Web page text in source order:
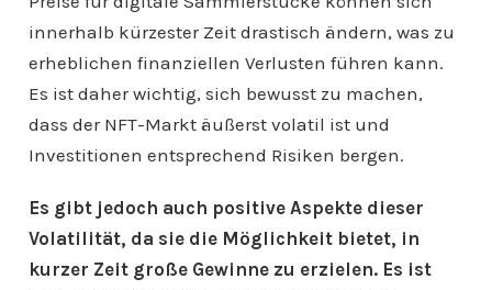
innerhalb kürzester Zeit drastisch ändern, was zu
erheblichen finanziellen Verlusten führen kann.
Es ist daher wichtig, sich bewusst zu machen,
dass der NFT-Markt äußerst volatil ist und
Investitionen entsprechend Risiken bergen.
Es gibt jedoch auch positive Aspekte dieser
Volatilität, da sie die Möglichkeit bietet, in
kurzer Zeit große Gewinne zu erzielen. Es ist